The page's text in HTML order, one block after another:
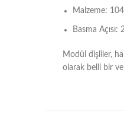
Malzeme:
Basma Açısı:
Modül dişliler,
olarak belli bir